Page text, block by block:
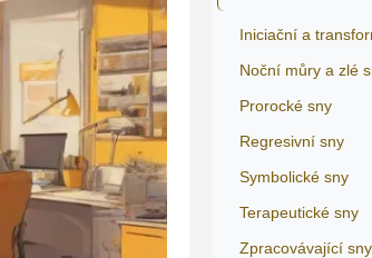
Iniciační a
Noční můry a zlé
Prorocké sny
Regresivní sny
Symbolické sny
Terapeutické sny
Zpracovávající sny